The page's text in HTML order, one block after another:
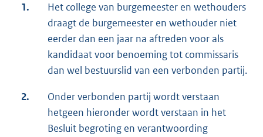
1.
Het college van burgemeester en wethouders
draagt de burgemeester en wethouder niet
eerder dan een jaar na aftreden voor als
kandidaat voor benoeming tot commissaris
dan wel bestuurslid van een verbonden partij.
2.
Onder verbonden partij wordt verstaan
hetgeen hieronder wordt verstaan in het
Besluit begroting en verantwoording